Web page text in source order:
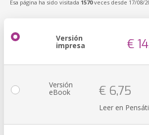
Esa página ha sido visitada 1570veces desde 17/08/
Versión
impresa €
Versión
eBook € 6,75
Leer en